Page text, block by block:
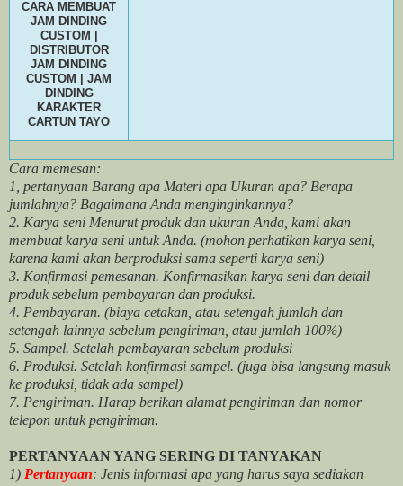
CARA MEMBUAT
JAM DINDING
CUSTOM |
DISTRIBUTOR
JAM DINDING
CUSTOM | JAM
DINDING
KARAKTER
CARTUN TAYO
Cara memesan:
1, pertanyaan Barang apa Materi apa Ukuran apa? Berapa
jumlahnya? Bagaimana Anda menginginkannya?
2. Karya seni Menurut produk dan ukuran Anda, kami akan
membuat karya seni untuk Anda. (mohon perhatikan karya seni,
karena kami akan berproduksi sama seperti karya seni)
3. Konfirmasi pemesanan. Konfirmasikan karya seni dan detail
produk sebelum pembayaran dan produksi.
4. Pembayaran. (biaya cetakan, atau setengah jumlah dan
setengah lainnya sebelum pengiriman, atau jumlah 100%)
5. Sampel. Setelah pembayaran sebelum produksi
6. Produksi. Setelah konfirmasi sampel. (juga bisa langsung masuk
ke produksi, tidak ada sampel)
7. Pengiriman. Harap berikan alamat pengiriman dan nomor
telepon untuk pengiriman.
PERTANYAAN YANG SERING DI TANYAKAN
1) Pertanyaan: Jenis informasi apa yang harus saya sediakan